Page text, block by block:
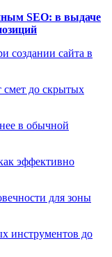
SEO: в выдаче
создании сайта в
смет до скрытых
в обычной
эффективно
для зоны
инструментов до